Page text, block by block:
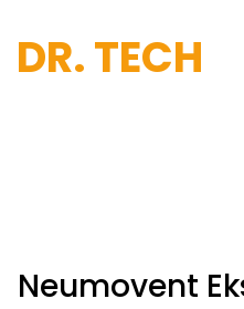
DR. TECH
Neumovent